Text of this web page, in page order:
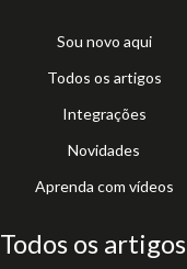
Sou novo aqui
Todos os artigos
Integrações
Novidades
Aprenda com vídeos
Todos os artigos